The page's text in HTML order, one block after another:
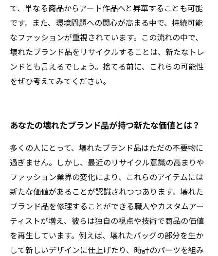
て、単なる商品からアート作品へと昇華することも可能
です。また、環境問題への関心が高まる中で、持続可能
なファッションが重視されています。この流れの中で、
壊れたブランド品をリサイクルすることは、新たなトレ
ンドとも言えるでしょう。捨てる前に、これらの可能性
をぜひ考えてみてください。
あなたの壊れたブランド品が持つ新たな価値とは？
多くの人にとって、壊れたブランド品はただの不要物に
過ぎません。しかし、最近のリサイクル意識の高まりや
ファッション業界の変化により、これらのアイテムには
新たな価値があることが認識されつつあります。壊れた
ブランド品を修理することができる職人やカスタムアー
ティストが増え、彼らは独自の視点や技術で商品の価値
を再生しています。例えば、壊れたバッグの部分を生か
して新しいデザインに仕上げたり、時計のパーツを組み